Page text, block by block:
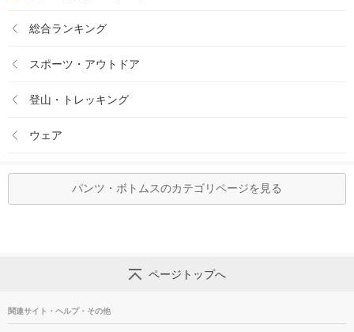
総合ランキング
スポーツ・アウトドア
登山・トレッキング
ウェア
パンツ・ボトムスのカテゴリページを見る
ページトップへ
関連サイト・ヘルプ・その他